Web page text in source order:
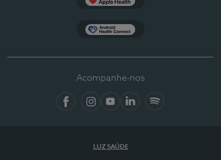
Acompanhe-nos
LUZ SAÚDE